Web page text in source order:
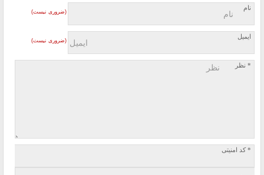
نام
(ضروری نیست)
ایمیل
(ضروری نیست)
* نظر
* کد امنیتی